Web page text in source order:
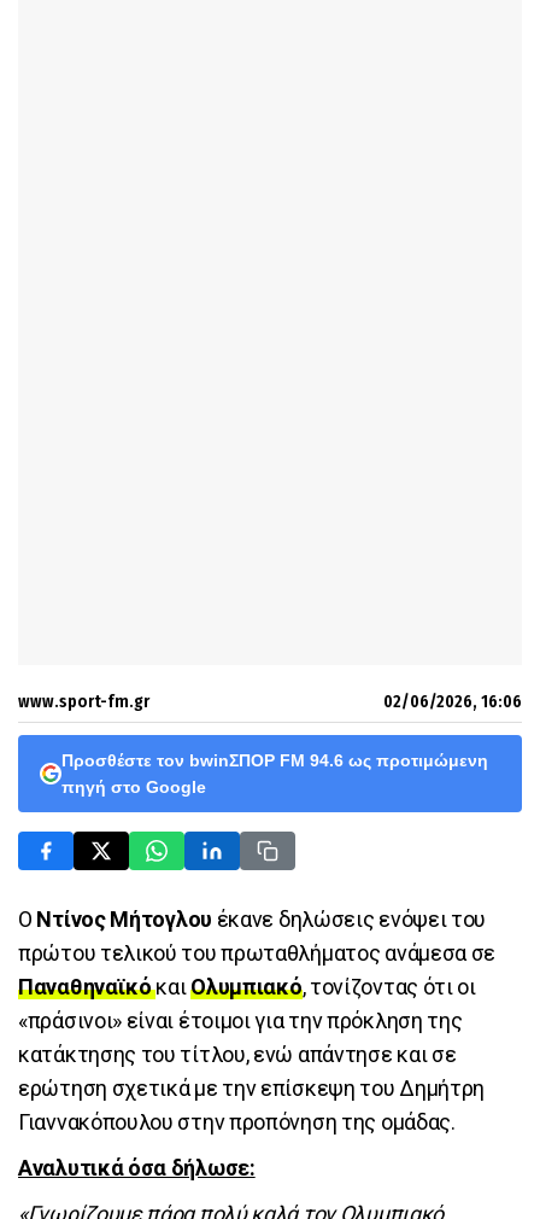
www.sport-fm.gr 02/06/2026, 16:06
Προσθέστε τον bwinΣΠΟΡ FM 94.6 ως προτιμώμενη
πηγή στο Google
Ο Ντίνος Μήτογλου έκανε δηλώσεις ενόψει του
πρώτου τελικού του πρωταθλήματος ανάμεσα σε
ΠαναθηναϊκόκαιΟλυμπιακό, τονίζοντας ότι οι
«πράσινοι» είναι έτοιμοι για την πρόκληση της
κατάκτησης του τίτλου, ενώ απάντησε και σε
ερώτηση σχετικά με την επίσκεψη του Δημήτρη
Γιαννακόπουλου στην προπόνηση της ομάδας.
Αναλυτικά όσα δήλωσε:
«Γνωρίζουμε πάρα πολύ καλά τον Ολυμπιακό,